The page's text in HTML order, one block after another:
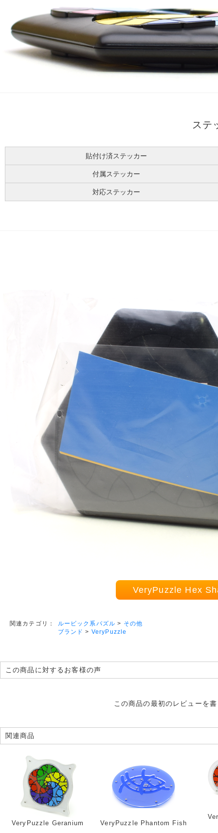
ステ
貼付け済ステッカー
付属ステッカー
対応ステッカー
VeryPuzzle Hex
関連カテゴリ： ルービック系パズル > その他
ブランド > VeryPuzzle
この商品に対するお客様の声
この商品の最初のレビューを
関連商品
VeryPuzzle Geranium VeryPuzzle Phantom Fish